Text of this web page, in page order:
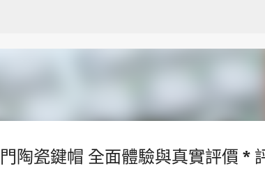
陶瓷鍵帽 全面體驗與真實評價 *